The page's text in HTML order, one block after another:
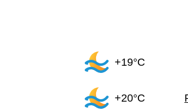
+19°C
+20°C